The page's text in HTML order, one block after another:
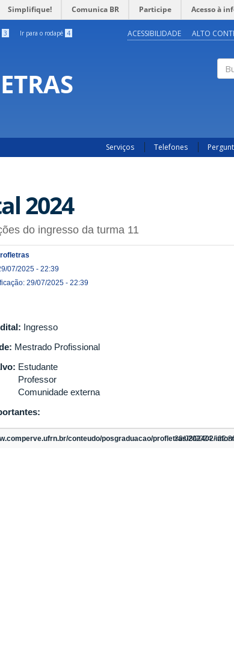
Simplifique! Comunica BR Participe Acesso à
3 Ir para o rodapé 4 ACESSIBILIDADE ALTO
Serviços Telefones
2024
do ingresso da turma 11
07/2025 - 22:39
29/07/2025 - 22:39
Ingresso
Mestrado Profissional
Estudante
Professor
Comunidade externa
conteudo/posgraduacao/profletras/202402/
30/08/2024 -